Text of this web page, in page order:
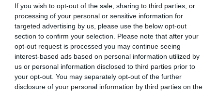
If you wish to opt-out of the sale, sharing to third parties, or
processing of your personal or sensitive information for
targeted advertising by us, please use the below opt-out
section to confirm your selection. Please note that after your
opt-out request is processed you may continue seeing
interest-based ads based on personal information utilized by
us or personal information disclosed to third parties prior to
your opt-out. You may separately opt-out of the further
disclosure of your personal information by third parties on the